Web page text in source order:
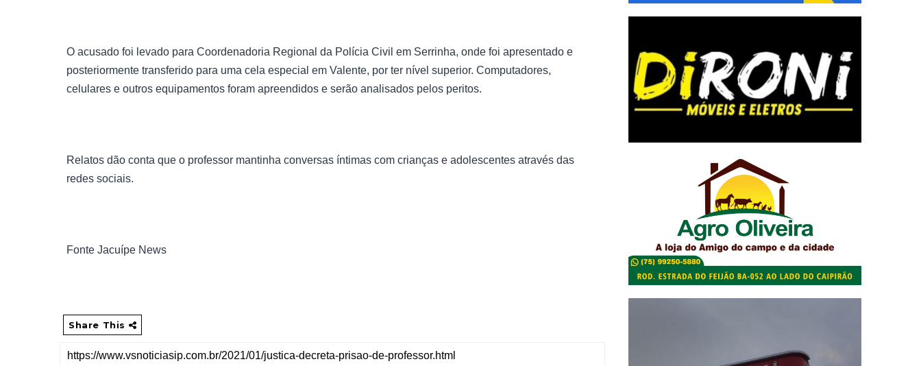
O acusado foi levado para Coordenadoria Regional da Polícia Civil em Serrinha, onde foi apresentado e
posteriormente transferido para uma cela especial em Valente, por ter nível superior. Computadores,
celulares e outros equipamentos foram apreendidos e serão analisados pelos peritos.
Relatos dão conta que o professor mantinha conversas íntimas com crianças e adolescentes através das
redes sociais.
Fonte Jacuípe News
Share This